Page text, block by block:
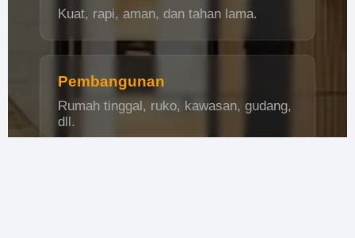
Kuat, rapi, aman, dan tahan lama.
Pembangunan
Rumah tinggal, ruko, kawasan, gudang,
dll.